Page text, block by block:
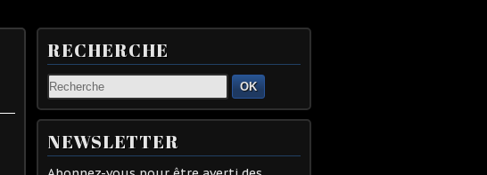
RECHERCHE
OK
NEWSLETTER